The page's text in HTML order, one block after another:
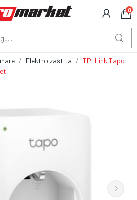
0
Elektro zaštita
TP-Link Tapo